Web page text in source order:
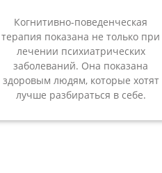
Когнитивно-поведенческая
терапия показана не только при
лечении психиатрических
заболеваний. Она показана
здоровым людям, которые хотят
лучше разбираться в себе.